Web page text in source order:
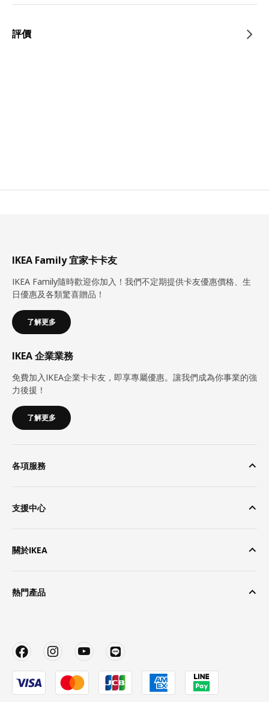
評價
IKEA Family 宜家卡卡友
IKEA Family隨時歡迎你加入！我們不定期提供卡友優惠價格、生
日優惠及各類驚喜贈品！
了解更多
IKEA 企業業務
免費加入IKEA企業卡卡友，即享專屬優惠。讓我們成為你事業的強
力後援！
了解更多
各項服務
支援中心
關於IKEA
熱門產品